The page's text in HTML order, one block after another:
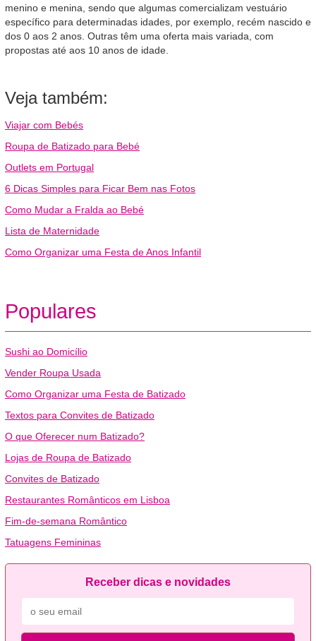
menino e menina, sendo que algumas comercializam vestuário
específico para determinadas idades, por exemplo, recém nascido e
dos 0 aos 2 anos. Outras têm uma oferta mais variada, com
propostas até aos 10 anos de idade.
Veja também:
Viajar com Bebés
Roupa de Batizado para Bebé
Outlets em Portugal
6 Dicas Simples para Ficar Bem nas Fotos
Como Mudar a Fralda ao Bebé
Lista de Maternidade
Como Organizar uma Festa de Anos Infantil
Populares
Sushi ao Domicílio
Vender Roupa Usada
Como Organizar uma Festa de Batizado
Textos para Convites de Batizado
O que Oferecer num Batizado?
Lojas de Roupa de Batizado
Convites de Batizado
Restaurantes Românticos em Lisboa
Fim-de-semana Romântico
Tatuagens Femininas
Receber dicas e novidades